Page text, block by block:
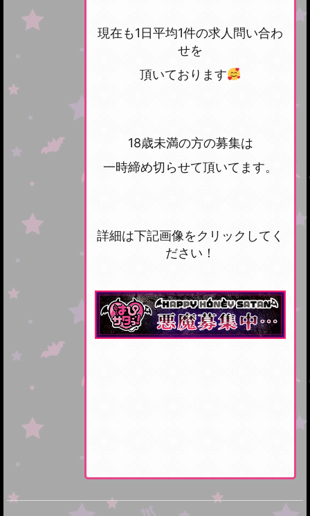
現在も1日平均1件の求人問い合わ
せを
頂いております
18歳未満の方の募集は
一時締め切らせて頂いてます。
詳細は下記画像をクリックしてく
ださい！